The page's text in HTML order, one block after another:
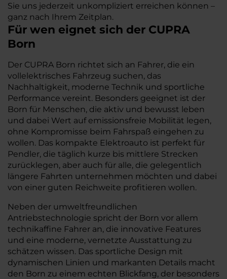
Sie uns jederzeit unkompliziert erreichen können –
ganz nach Ihrem Zeitplan.
Für wen eignet sich der CUPRA
Born
Der CUPRA Born richtet sich an Fahrer, die ein
vollelektrisches Fahrzeug suchen, das
Nachhaltigkeit, moderne Technik und sportliche
Performance vereint. Besonders geeignet ist der
Born für Menschen, die aktiv und bewusst leben
und dabei Wert auf emissionsfreie Mobilität legen,
ohne Kompromisse beim Fahrspaß eingehen zu
wollen. Das kompakte Elektroauto ist perfekt für
Pendler, die täglich kurze bis mittlere Strecken
zurücklegen, aber auch für alle, die gelegentlich
längere Fahrten unternehmen möchten und dabei
von einer guten Reichweite profitieren wollen.
Neben der umweltfreundlichen
Antriebstechnologie spricht der Born vor allem
technikaffine Fahrer an, die innovative Features
und eine moderne, vernetzte Ausstattung zu
schätzen wissen. Das sportliche Design mit
dynamischen Linien und markanten Details macht
den Born zu einem echten Blickfang, der besonders